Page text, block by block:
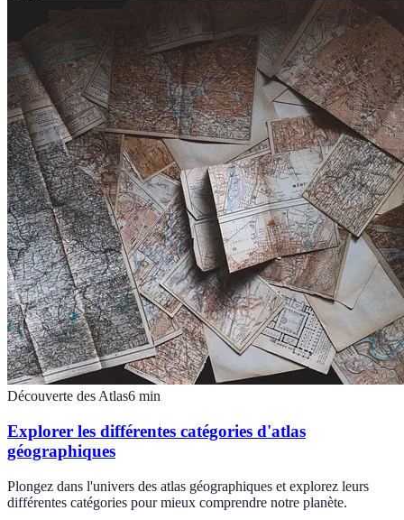
Découverte des Atlas6 min
Explorer les différentes catégories d'atlas
géographiques
Plongez dans l'univers des atlas géographiques et explorez leurs
différentes catégories pour mieux comprendre notre planète.